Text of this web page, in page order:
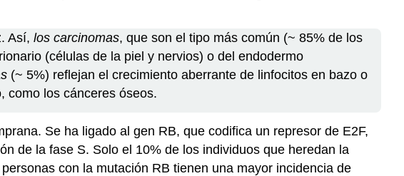
Así, los carcinomas, que son el tipo más común (~ 85% de los
(células de la piel y nervios) o del endodermo
(~ 5%) reflejan el crecimiento aberrante de linfocitos en bazo o
como los cánceres óseos.
Se ha ligado al gen RB, que codifica un represor de E2F,
de la fase S. Solo el 10% de los individuos que heredan la
con la mutación RB tienen una mayor incidencia de